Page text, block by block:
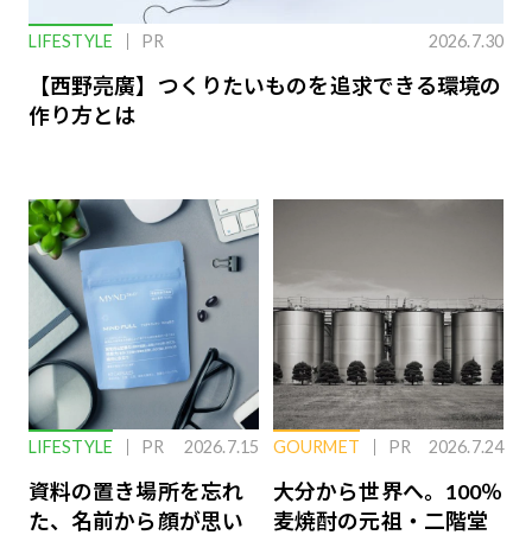
LIFESTYLE PR 2026.7.30
【西野亮廣】つくりたいものを追求できる環境の
作り方とは
LIFESTYLE PR 2026.7.15
資料の置き場所を忘れ
た、名前から顔が思い
GOURMET PR 2026.7.24
大分から世界へ。100％
麦焼酎の元祖・二階堂